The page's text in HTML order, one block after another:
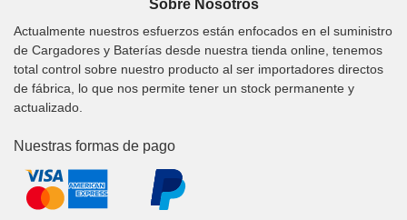
Sobre Nosotros
Actualmente nuestros esfuerzos están enfocados en el suministro
de Cargadores y Baterías desde nuestra tienda online, tenemos
total control sobre nuestro producto al ser importadores directos
de fábrica, lo que nos permite tener un stock permanente y
actualizado.
Nuestras formas de pago